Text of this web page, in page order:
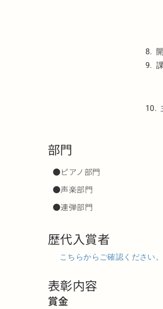
部門
●ピアノ部門
●声楽部門
●連弾部門
歴代入賞者
こちらからご確認ください。
表彰内容
賞金